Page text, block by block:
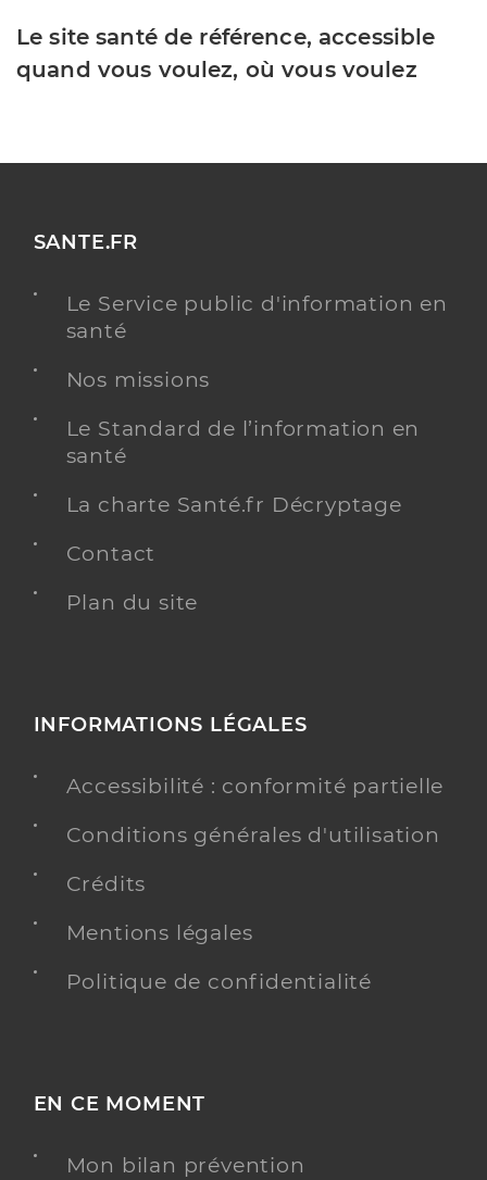
Le site santé de référence, accessible
quand vous voulez, où vous voulez
SANTE.FR
Le Service public d'information en
santé
Nos missions
Le Standard de l’information en
santé
La charte Santé.fr Décryptage
Contact
Plan du site
INFORMATIONS LÉGALES
Accessibilité : conformité partielle
Conditions générales d'utilisation
Crédits
Mentions légales
Politique de confidentialité
EN CE MOMENT
Mon bilan prévention